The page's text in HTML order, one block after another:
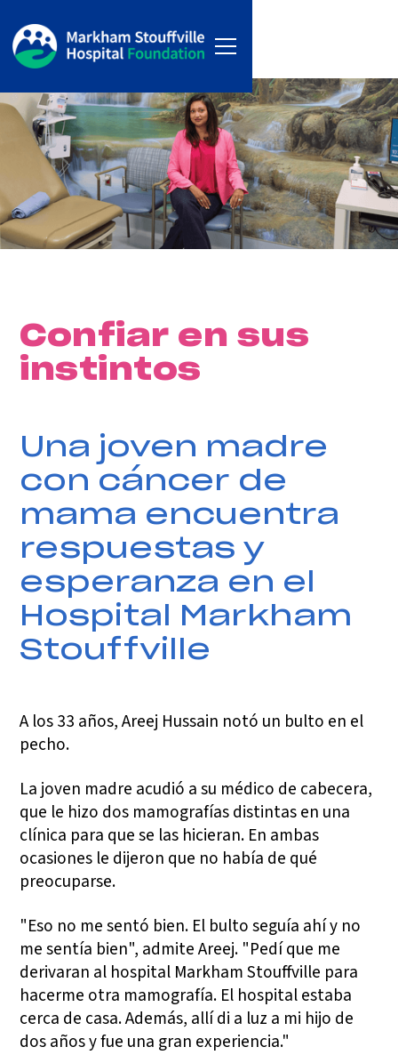
Confiar en sus
instintos
Una joven madre
con cáncer de
mama encuentra
respuestas y
esperanza en el
Hospital Markham
Stouffville
A los 33 años, Areej Hussain notó un bulto en el
pecho.
La joven madre acudió a su médico de cabecera,
que le hizo dos mamografías distintas en una
clínica para que se las hicieran. En ambas
ocasiones le dijeron que no había de qué
preocuparse.
"Eso no me sentó bien. El bulto seguía ahí y no
me sentía bien", admite Areej. "Pedí que me
derivaran al hospital Markham Stouffville para
hacerme otra mamografía. El hospital estaba
cerca de casa. Además, allí di a luz a mi hijo de
dos años y fue una gran experiencia."